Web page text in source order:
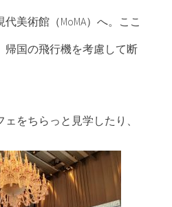
美術館（MoMA）へ。ここ
帰国の飛行機を考慮して断
をちらっと見学したり、